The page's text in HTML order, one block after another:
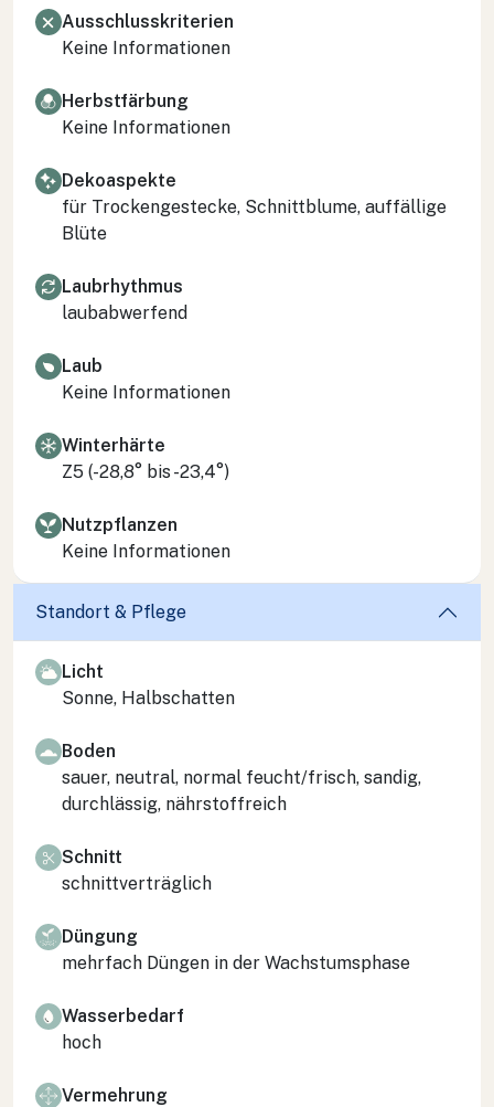
Ausschlusskriterien
Keine Informationen
Herbstfärbung
Keine Informationen
Dekoaspekte
für Trockengestecke, Schnittblume, auffällige
Blüte
Laubrhythmus
laubabwerfend
Laub
Keine Informationen
Winterhärte
Z5 (-28,8° bis -23,4°)
Nutzpflanzen
Keine Informationen
Standort & Pflege
Licht
Sonne, Halbschatten
Boden
sauer, neutral, normal feucht/frisch, sandig,
durchlässig, nährstoffreich
Schnitt
schnittverträglich
Düngung
mehrfach Düngen in der Wachstumsphase
Wasserbedarf
hoch
Vermehrung